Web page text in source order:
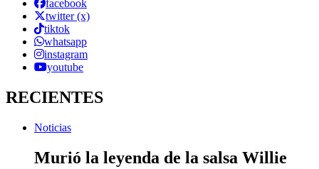
facebook
twitter (x)
tiktok
whatsapp
instagram
youtube
RECIENTES
Noticias
Murió la leyenda de la salsa Willie